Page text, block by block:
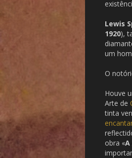
Lewis
1920),
um
O
Houve
Arte de
tinta
obra «A